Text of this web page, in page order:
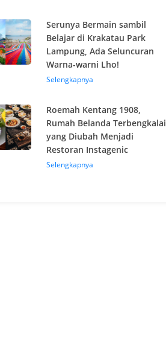
Serunya Bermain sambil
Belajar di Krakatau Park
Lampung, Ada Seluncuran
Warna-warni Lho!
Selengkapnya
Roemah Kentang 1908,
Rumah Belanda Terbengkalai
yang Diubah Menjadi
Restoran Instagenic
Selengkapnya